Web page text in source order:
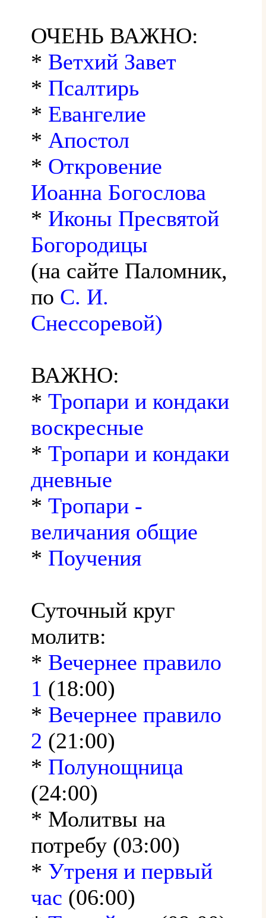
ОЧЕНЬ ВАЖНО:
* Ветхий Завет
* Псалтирь
* Евангелие
* Апостол
* Откровение
Иоанна Богослова
* Иконы Пресвятой
Богородицы
(на сайте Паломник,
по С. И.
Снессоревой)
ВАЖНО:
* Тропари и кондаки
воскресные
* Тропари и кондаки
дневные
* Тропари -
величания общие
* Поучения
Суточный круг
молитв:
* Вечернее правило
1 (18:00)
* Вечернее правило
2 (21:00)
* Полунощница
(24:00)
* Молитвы на
потребу (03:00)
* Утреня и первый
час (06:00)